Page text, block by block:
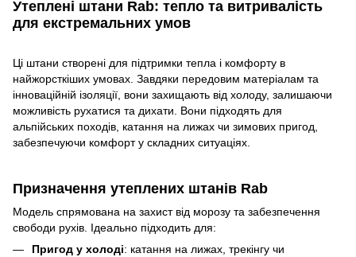
Утеплені штани Rab: тепло та витривалість
для екстремальних умов
Ці штани створені для підтримки тепла і комфорту в
найжорсткіших умовах. Завдяки передовим матеріалам та
інноваційній ізоляції, вони захищають від холоду, залишаючи
можливість рухатися та дихати. Вони підходять для
альпійських походів, катання на лижах чи зимових пригод,
забезпечуючи комфорт у складних ситуаціях.
Призначення утеплених штанів Rab
Модель спрямована на захист від морозу та забезпечення
свободи рухів. Ідеально підходить для:
Пригод у холоді: катання на лижах, трекінгу чи